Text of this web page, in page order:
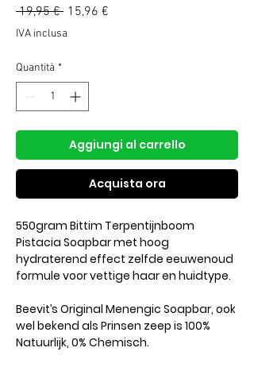
19,95 € Prezzo
regolare
15,96 €
IVA inclusa
Quantità *
Aggiungi al carrello
Acquista ora
550gram Bittim Terpentijnboom
Pistacia Soapbar met hoog
hydraterend effect zelfde eeuwenoud
formule voor vettige haar en huidtype.
Beevit’s Original Menengic Soapbar, ook
wel bekend als Prinsen zeep is 100%
Natuurlijk, 0% Chemisch.